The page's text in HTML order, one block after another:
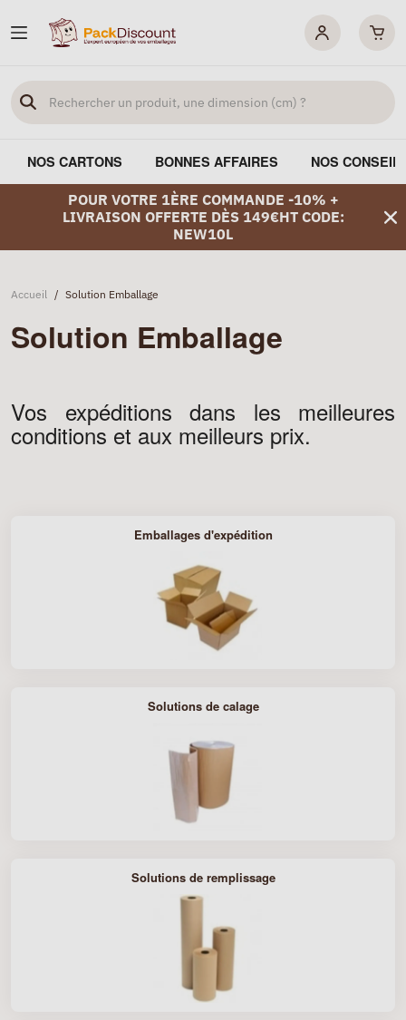
NOS CARTONS BONNES AFFAIRES NOS
POUR VOTRE 1ÈRE COMMANDE -10% +
LIVRAISON OFFERTE DÈS 149€HT CODE:
NEW10L
Accueil / Solution Emballage
Solution Emballage
Vos expéditions dans les meilleures
conditions et aux meilleurs prix.
Emballages d'expédition
Solutions de calage
Solutions de remplissage